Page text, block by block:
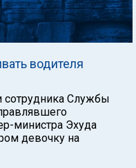
водителя
сотрудника Службы
министра Эхуда
девочку на